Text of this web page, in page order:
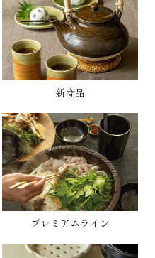
新商品
プレミアムライン